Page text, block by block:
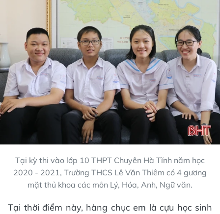
Tại kỳ thi vào lớp 10 THPT Chuyên Hà Tĩnh năm học
2020 - 2021, Trường THCS Lê Văn Thiêm có 4 gương
mặt thủ khoa các môn Lý, Hóa, Anh, Ngữ văn.
Tại thời điểm này, hàng chục em là cựu học sinh